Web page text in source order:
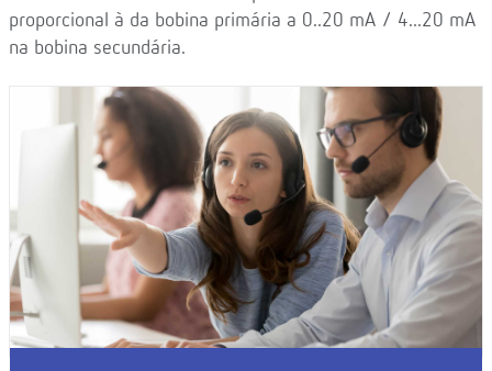
proporcional à da bobina primária a 0..20 mA / 4...20 mA
na bobina secundária.